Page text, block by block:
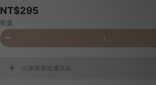
NT$295
數量
以優惠價加購商品